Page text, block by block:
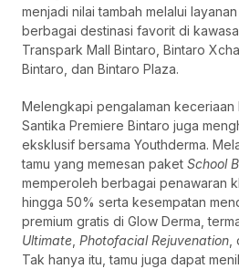
menjadi nilai tambah melalui
berbagai destinasi favorit di
Transpark Mall Bintaro, Bintaro
Bintaro, dan Bintaro Plaza.
Melengkapi pengalaman keceriaan
Santika Premiere Bintaro juga
eksklusif bersama Youthderma.
tamu yang memesan paket School
memperoleh berbagai penawaran
hingga 50% serta kesempatan
premium gratis di Glow Derma,
Ultimate Photofacial Rejuvenation
Tak hanya itu, tamu juga dapat